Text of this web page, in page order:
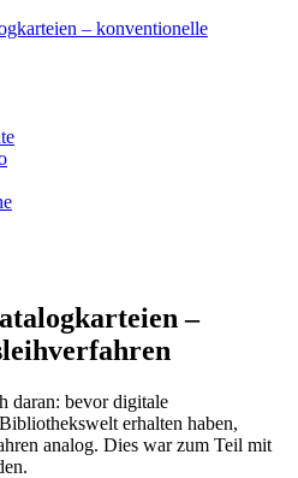
– konventionelle
–
daran: bevor digitale
erhalten haben,
analog. Dies war zum Teil mit